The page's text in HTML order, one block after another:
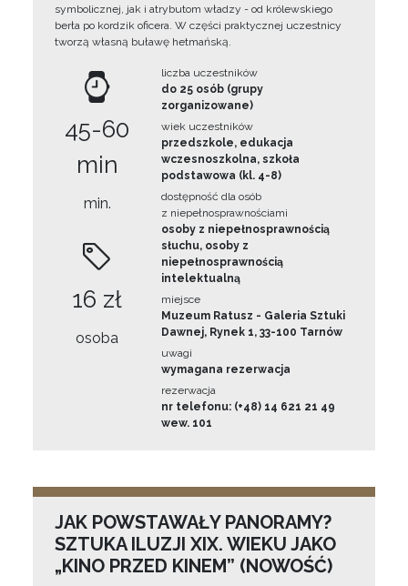
symbolicznej, jak i atrybutom władzy - od królewskiego
berła po kordzik oficera. W części praktycznej uczestnicy
tworzą własną buławę hetmańską.
45-60
min
min.
16 zł
osoba
liczba uczestników
do 25 osób (grupy
zorganizowane)
wiek uczestników
przedszkole, edukacja
wczesnoszkolna, szkoła
podstawowa (kl. 4-8)
dostępność dla osób
z niepełnosprawnościami
osoby z niepełnosprawnością
słuchu, osoby z
niepełnosprawnością
intelektualną
miejsce
Muzeum Ratusz - Galeria Sztuki
Dawnej, Rynek 1, 33-100 Tarnów
uwagi
wymagana rezerwacja
rezerwacja
nr telefonu: (+48) 14 621 21 49
wew. 101
JAK POWSTAWAŁY PANORAMY?
SZTUKA ILUZJI XIX. WIEKU JAKO
„KINO PRZED KINEM” (NOWOŚĆ)